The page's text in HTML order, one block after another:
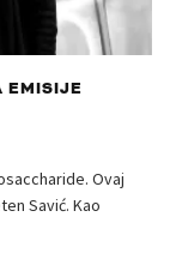
EMISIJE
Ovaj
Savić. Kao